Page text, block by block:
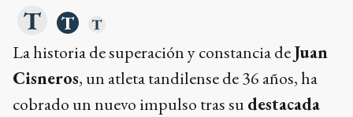
La historia de superación y constancia deJuan
Cisneros, un atleta tandilense de 36 años, ha
cobrado un nuevo impulso tras sudestacada